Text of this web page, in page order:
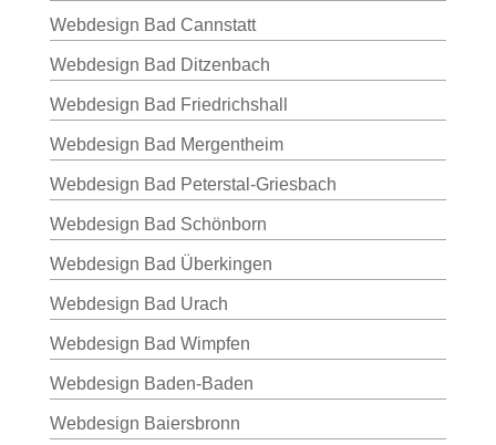
Webdesign Bad Cannstatt
Webdesign Bad Ditzenbach
Webdesign Bad Friedrichshall
Webdesign Bad Mergentheim
Webdesign Bad Peterstal-Griesbach
Webdesign Bad Schönborn
Webdesign Bad Überkingen
Webdesign Bad Urach
Webdesign Bad Wimpfen
Webdesign Baden-Baden
Webdesign Baiersbronn